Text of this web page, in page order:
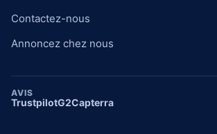
Contactez-nous
Annoncez chez nous
AVIS
TrustpilotG2Capterra